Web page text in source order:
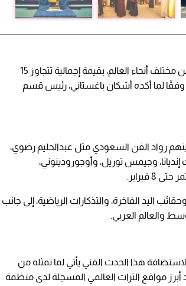
نجح دار المزادات الشهير "سوذبيز" في جمع أكثر من 100 عمل فني من مختلف أنحاء العالم، بقيمة إجمالية تتجاوز 15
وفقًا لما أكده أشكان باغستاني، رئيس قسم
اسم "أصول"، أعمالاً لأكثر من 50 فنانًا، من بينهم رواد الفن السعودي مثل عبدالحليم رضوي،
وجيمس توريل، وأوجورودينوني،
اليد الفاخرة، والتذكارات الرياضية، إلى جانب
والعالم العربي.
هذا الحدث الفني يأتي لما تمثله من
أبرز مواقع التراث العالمي المسجلة لدى منظمة